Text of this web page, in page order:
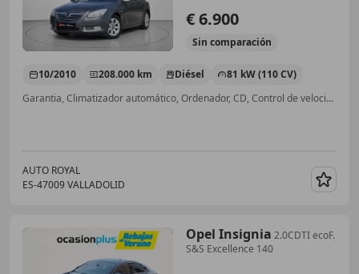
€ 6.900
Sin comparación
10/2010 208.000 km Diésel
81 kW (110 CV)
Garantia, Climatizador automático, Ordenador, CD, Control de velocidad
AUTO ROYAL
ES-47009 VALLADOLID
Opel Insignia 2.0CDTI ecoF.
S&S Excellence 140